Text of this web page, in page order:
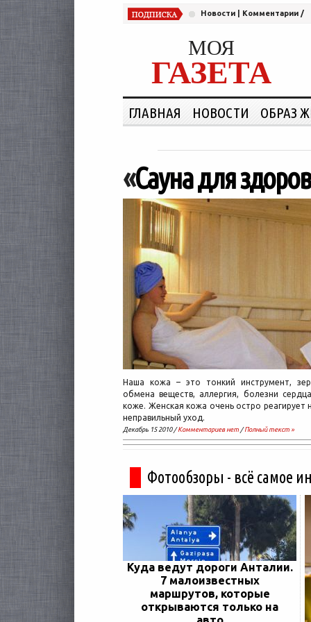
Новости Комментарии /
МОЯ
ГАЗЕТА
ГЛАВНАЯ НОВОСТИ ОБРАЗ
«Сауна для
Наша кожа – это тонкий инструмент,
обмена веществ, аллергия, болезни
коже. Женская кожа очень остро реагирует
неправильный уход.
Декабрь 15 2010 /Комментариев нет /Полный текст »
Фотообзоры - всё самое
Куда ведут дороги Анталии.
7 малоизвестных
маршрутов, которые
открываются только на